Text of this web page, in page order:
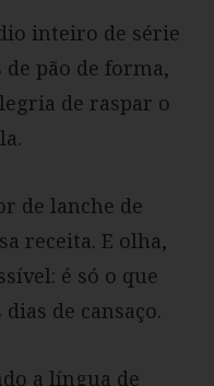
inteiro de série
pão de forma,
de raspar o
de lanche de
receita. E olha,
é só o que
de cansaço.
a língua de